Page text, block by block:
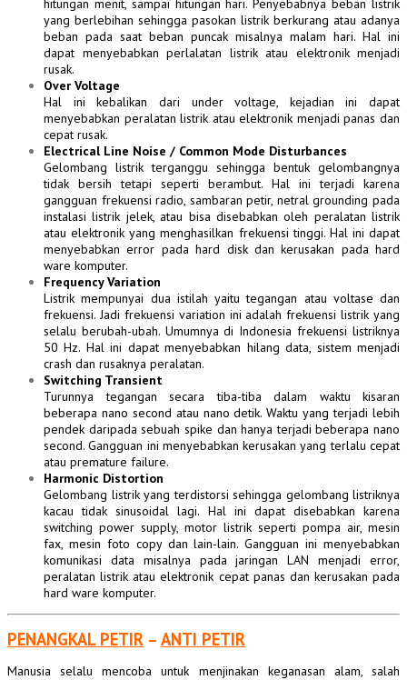
hitungan menit, sampai hitungan hari. Penyebabnya beban listrik
yang berlebihan sehingga pasokan listrik berkurang atau adanya
beban pada saat beban puncak misalnya malam hari. Hal ini
dapat menyebabkan perlalatan listrik atau elektronik menjadi
rusak.
Over Voltage
Hal ini kebalikan dari under voltage, kejadian ini dapat
menyebabkan peralatan listrik atau elektronik menjadi panas dan
cepat rusak.
Electrical Line Noise / Common Mode Disturbances
Gelombang listrik terganggu sehingga bentuk gelombangnya
tidak bersih tetapi seperti berambut. Hal ini terjadi karena
gangguan frekuensi radio, sambaran petir, netralgrounding pada
instalasi listrik jelek, atau bisa disebabkan oleh peralatan listrik
atau elektronik yang menghasilkan frekuensi tinggi. Hal ini dapat
menyebabkan error pada hard disk dan kerusakan pada hard
ware komputer.
Frequency Variation
Listrik mempunyai dua istilah yaitu tegangan atau voltase dan
frekuensi. Jadi frekuensi variation ini adalah frekuensi listrik yang
selalu berubah-ubah. Umumnya di Indonesia frekuensi listriknya
50 Hz. Hal ini dapat menyebabkan hilang data, sistem menjadi
crash dan rusaknya peralatan.
Switching Transient
Turunnya tegangan secara tiba-tiba dalam waktu kisaran
beberapa nano second atau nano detik. Waktu yang terjadi lebih
pendek daripada sebuah spike dan hanya terjadi beberapa nano
second. Gangguan ini menyebabkan kerusakan yang terlalu cepat
atau premature failure.
Harmonic Distortion
Gelombang listrik yang terdistorsi sehingga gelombang listriknya
kacau tidak sinusoidal lagi. Hal ini dapat disebabkan karena
switching power supply, motor listrik seperti pompa air, mesin
fax, mesin foto copy dan lain-lain. Gangguan ini menyebabkan
komunikasi data misalnya pada jaringan LAN menjadi error,
peralatan listrik atau elektronik cepat panas dan kerusakan pada
hard ware komputer.
PENANGKAL PETIR – ANTI PETIR
Manusia selalu mencoba untuk menjinakan keganasan alam, salah